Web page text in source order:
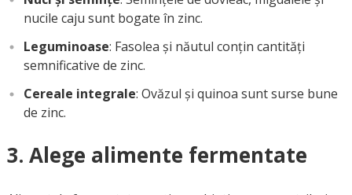
nucile caju sunt bogate în zinc.
Leguminoase: Fasolea și năutul conțin cantități
semnificative de zinc.
Cereale integrale: Ovăzul și quinoa sunt surse bune
de zinc.
3. Alege alimente fermentate